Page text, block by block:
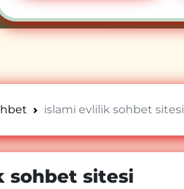
islami evlilik sohbet sitesi
sohbet sitesi